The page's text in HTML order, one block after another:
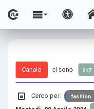
Canale ci sono 217
Cerco per: fashion